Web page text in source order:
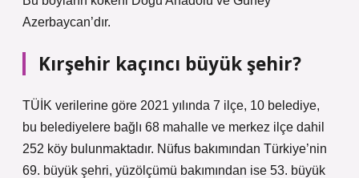
Azerbaycan’dır.
Kırşehir kaçıncı büyük şehir?
TÜİK verilerine göre 2021 yılında 7 ilçe, 10 belediye,
bu belediyelere bağlı 68 mahalle ve merkez ilçe dahil
252 köy bulunmaktadır. Nüfus bakımından Türkiye’nin
69. büyük şehri, yüzölçümü bakımından ise 53. büyük